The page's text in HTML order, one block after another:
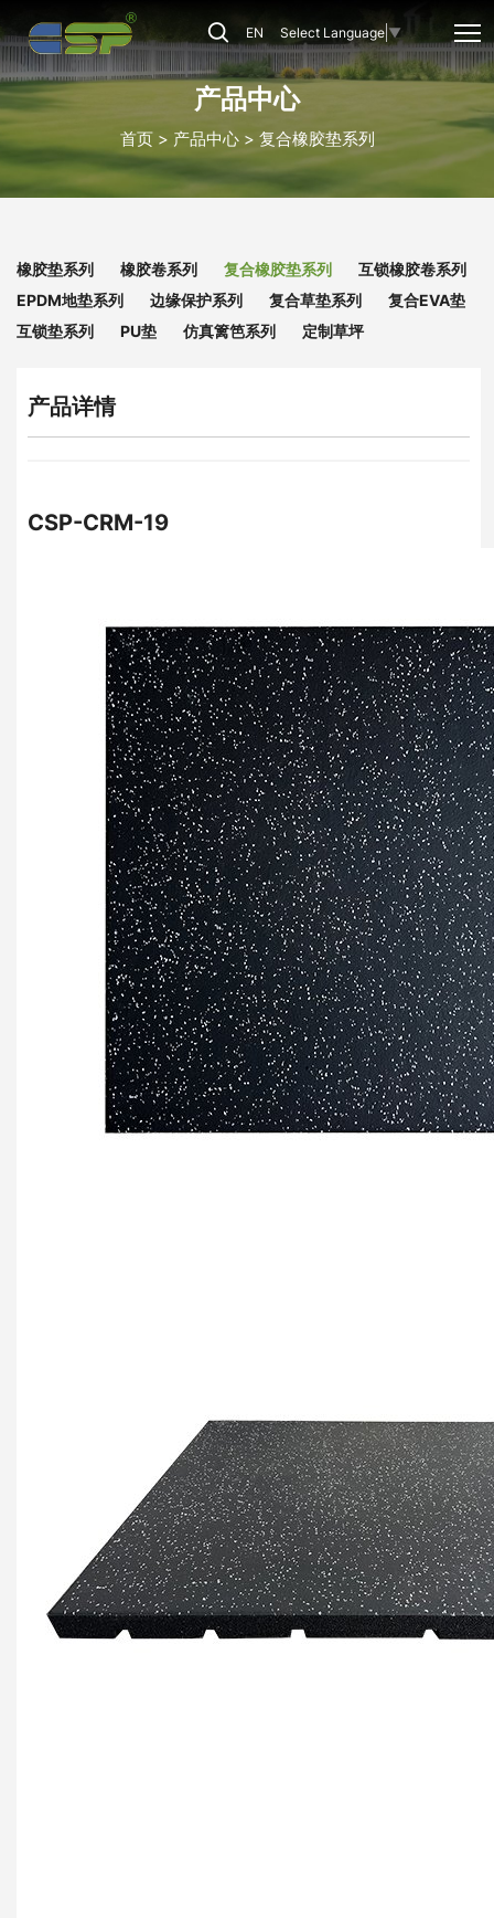
EN Select Language ▼
CSP-
CRM-
19
产品中心
首页 产品中心 复合橡胶垫系列
橡胶垫系列 橡胶卷系列 复合橡胶垫系列
互锁橡胶卷系列
EPDM地垫系列
边缘保护系列 复合草垫系列
复合EVA垫
互锁垫系列
PU垫 仿真篱笆系列 定制草坪
产品详情
CSP-CRM-19